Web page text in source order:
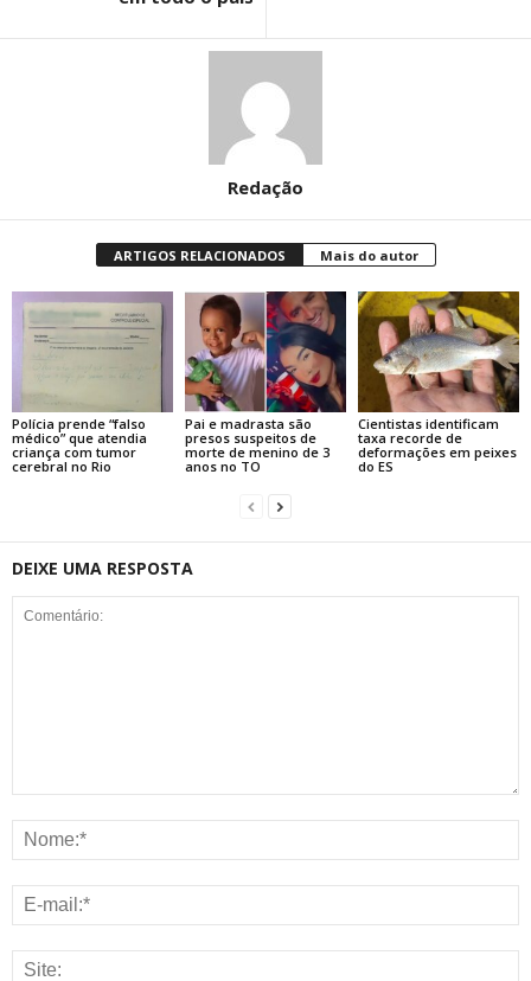
Redação
ARTIGOS RELACIONADOS Mais do autor
Polícia prende “falso
médico” que atendia
criança com tumor
cerebral no Rio
Pai e madrasta são
presos suspeitos de
morte de menino de 3
anos no TO
Cientistas identificam
taxa recorde de
deformações em peixes
do ES
DEIXE UMA RESPOSTA